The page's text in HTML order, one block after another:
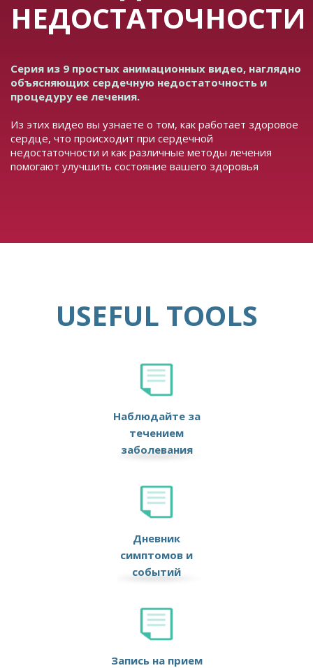
НЕДОСТАТОЧНОСТИ
Серия из 9 простых анимационных видео, наглядно
объясняющих сердечную недостаточность и
процедуру ее лечения.
Из этих видео вы узнаете о том, как работает здоровое
сердце, что происходит при сердечной
недостаточности и как различные методы лечения
помогают улучшить состояние вашего здоровья
USEFUL TOOLS
Наблюдайте за
течением
заболевания
Дневник
симптомов и
событий
Запись на прием